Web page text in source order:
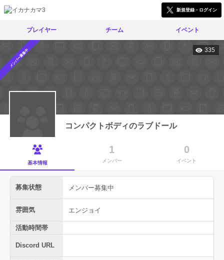
新規登録・ログイン
プレイヤー チーム イベント
メンバー募集中 335
コンパクトボディのラブドール
基本情報
1
メンバー
0
イベント
募集状態 メンバー募集中
雰囲気 エンジョイ
活動時間帯
Discord URL